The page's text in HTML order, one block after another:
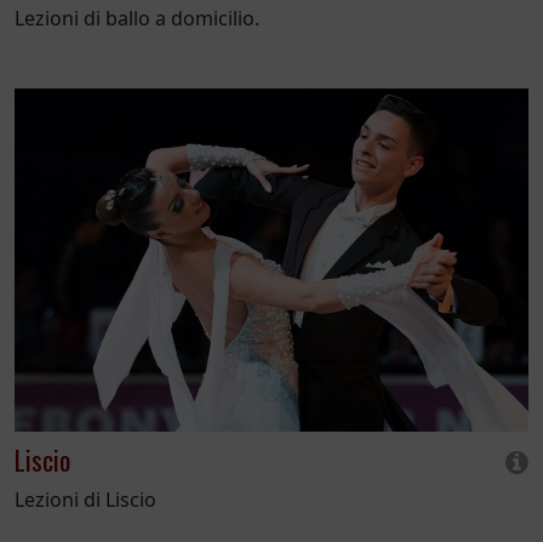
Lezioni di ballo a domicilio.
Liscio
Lezioni di Liscio